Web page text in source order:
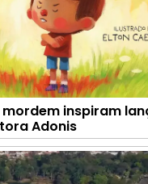
inspiram
Adonis